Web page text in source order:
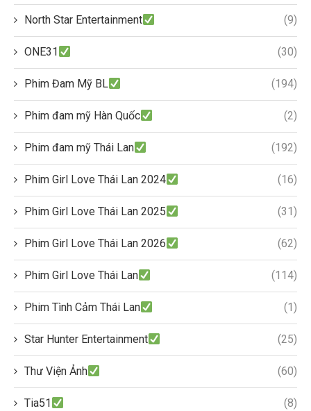
North Star Entertainment (9)
ONE31 (30)
Phim Đam Mỹ BL (194)
Phim đam mỹ Hàn Quốc (2)
Phim đam mỹ Thái Lan (192)
Phim Girl Love Thái Lan 2024 (16)
Phim Girl Love Thái Lan 2025 (31)
Phim Girl Love Thái Lan 2026 (62)
Phim Girl Love Thái Lan (114)
Phim Tình Cảm Thái Lan (1)
Star Hunter Entertainment (25)
Thư Viện Ảnh (60)
Tia51 (8)